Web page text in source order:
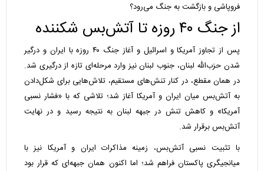
فروپاشی و بازگشت به جنگ می‌رود؟
از جنگ ۴۰ روزه تا آتش‌بس شکننده
پس از تجاوز آمریکا و اسرائیل و آغاز جنگ ۴۰ روزه با ایران و درگیر
شدن حزب‌الله لبنان، جنوب لبنان نیز وارد مرحله‌ای تازه از درگیری شد.
در همان مقطع، در کنار تنش‌های مستقیم، تلاش‌هایی برای شکل‌دادن
به آتش‌بس میان ایران و آمریکا آغاز شد؛ تلاشی که با «فشار نسبی
آمریکا» و کاهش تنش در جبهه لبنان به نتیجه رسید و در نهایت
آتش‌بس برقرار شد.
با تثبیت نسبی آتش‌بس، زمینه مذاکرات ایران و آمریکا نیز با
میانجیگری پاکستان فراهم شد؛ اما اکنون همان جبهه‌ای که قرار بود